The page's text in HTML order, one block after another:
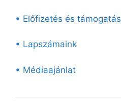
• Előfizetés és támogatás
• Lapszámaink
• Médiaajánlat